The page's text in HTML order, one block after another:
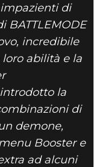
di
BATTLEMODE
incredibile
abilità e la
la
di
demone,
Booster e
ad alcuni